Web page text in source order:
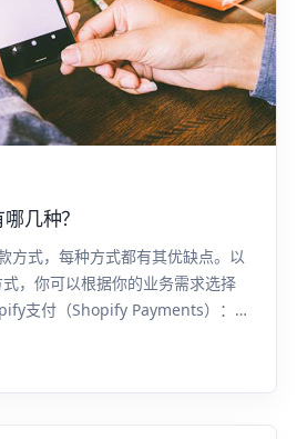
几种？
方式，每种方式都有其优缺点。以
，你可以根据你的业务需求选择
支付（Shopify Payments）：